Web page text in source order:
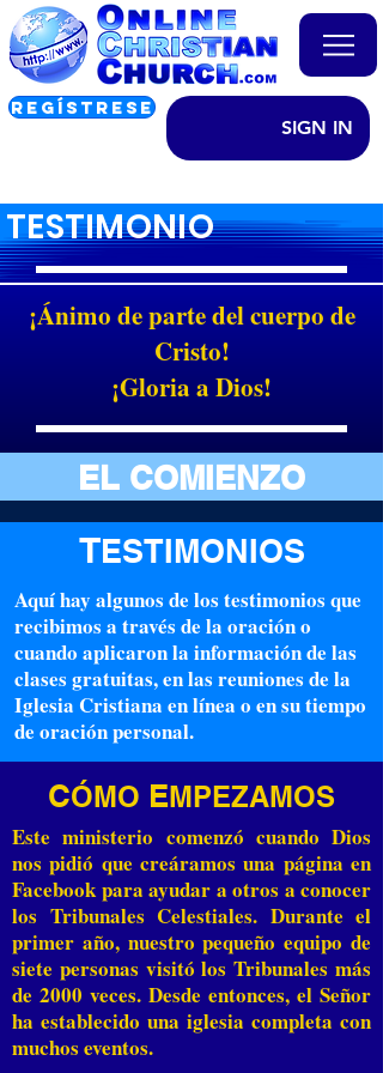
REGÍSTRESE
SIGN IN
TESTIMONIO
¡Ánimo de parte del cuerpo de
Cristo!
¡Gloria a Dios!
TESTIMONIOS
Aquí hay algunos de los testimonios que
recibimos a través de la oración o
cuando aplicaron la información de las
clases gratuitas, en las reuniones de la
Iglesia Cristiana en línea o en su tiempo
de oración personal.
CÓMO EMPEZAMOS
Este ministerio comenzó cuando Dios
nos pidió que creáramos una página en
Facebook para ayudar a otros a conocer
los Tribunales Celestiales. Durante el
primer año, nuestro pequeño equipo de
siete personas visitó los Tribunales más
de 2000 veces. Desde entonces, el Señor
ha establecido una iglesia completa con
muchos eventos.
EL COMIENZO